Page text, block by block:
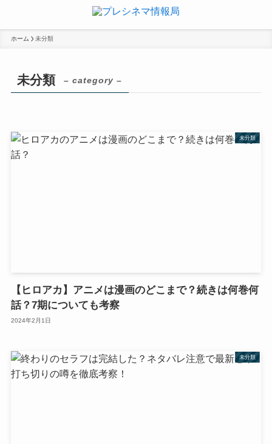
ホーム 未分類
未分類 – category –
未分類
【ヒロアカ】アニメは漫画のどこまで？続きは何巻何
話？7期についても考察
2024年2月1日
未分類